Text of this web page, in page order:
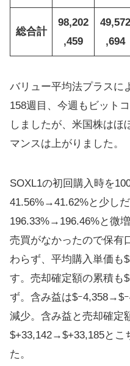
総合計
98,202
,459
49,572
,694
バリュー平均法プラスに
158週目、今週もビット
しましたが、米国株はほ
マンスは上がりました。
SOXL1の初回購入時を
41.56%→41.62%と少し
196.33%→196.46%と微
売買がなかったので保有
わらず、平均購入単価も
す。売却確定額の累積も
ず。含み益は$ｰ4,358→$
減少。含み益と売却確定
$+33,142→$+33,185とこ
た。